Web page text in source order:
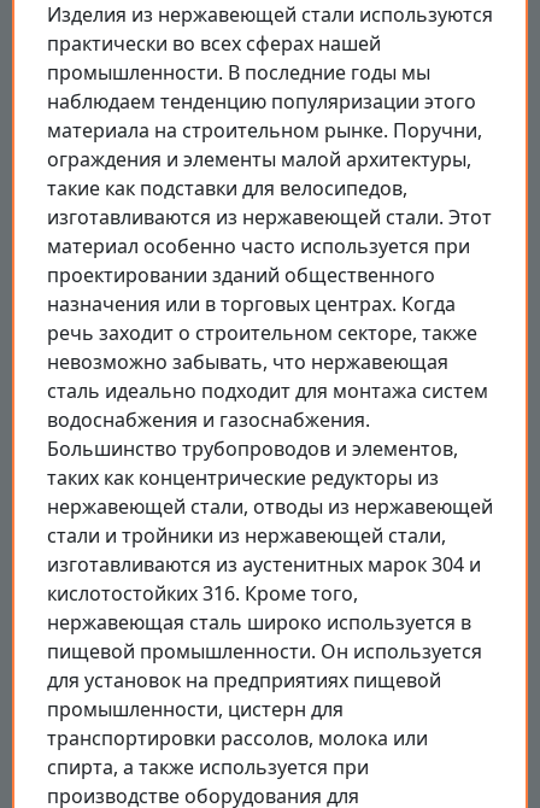
Изделия из нержавеющей стали используются
практически во всех сферах нашей
промышленности. В последние годы мы
наблюдаем тенденцию популяризации этого
материала на строительном рынке. Поручни,
ограждения и элементы малой архитектуры,
такие как подставки для велосипедов,
изготавливаются из нержавеющей стали. Этот
материал особенно часто используется при
проектировании зданий общественного
назначения или в торговых центрах. Когда
речь заходит о строительном секторе, также
невозможно забывать, что нержавеющая
сталь идеально подходит для монтажа систем
водоснабжения и газоснабжения.
Большинство трубопроводов и элементов,
таких как концентрические редукторы из
нержавеющей стали, отводы из нержавеющей
стали и тройники из нержавеющей стали,
изготавливаются из аустенитных марок 304 и
кислотостойких 316. Кроме того,
нержавеющая сталь широко используется в
пищевой промышленности. Он используется
для установок на предприятиях пищевой
промышленности, цистерн для
транспортировки рассолов, молока или
спирта, а также используется при
производстве оборудования для